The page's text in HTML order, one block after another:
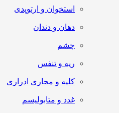
استخوان و ارتوپدی
دهان و دندان
چشم
ریه و تنفس
کلیه و مجاری ادراری
غدد و متابولیسم